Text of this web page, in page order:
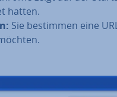
hatten.
Sie bestimmen eine